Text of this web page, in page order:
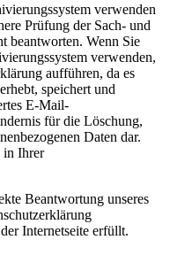
verwenden
Prüfung der Sach- und
beantworten. Wenn Sie
verwenden,
aufführen, da es
speichert und
E-Mail-
für die Löschung,
Daten dar.
in Ihrer
Beantwortung unseres
Internetseite erfüllt.